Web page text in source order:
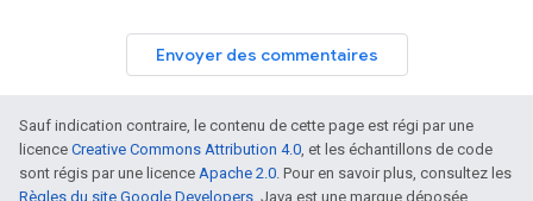
Envoyer des commentaires
Sauf indication contraire, le contenu de cette page est régi par une
licence Creative Commons Attribution 4.0, et les échantillons de code
sont régis par une licence Apache 2.0. Pour en savoir plus, consultez les
Règles du site Google Developers. Java est une marque déposée